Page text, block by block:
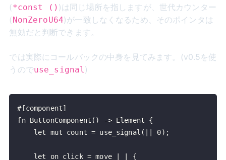
(*const () )は同じ場所を指しますが、世代カウンター
(NonZeroU64)が一致しなくなるため、そのポインタは
無効だと判断できます。
では実際にコールバックの中身を見てみます。(v0.5を使
うのでuse_signal)